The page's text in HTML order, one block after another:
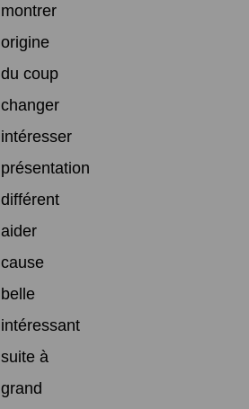
montrer
origine
du coup
changer
intéresser
présentation
différent
aider
cause
belle
intéressant
suite à
grand